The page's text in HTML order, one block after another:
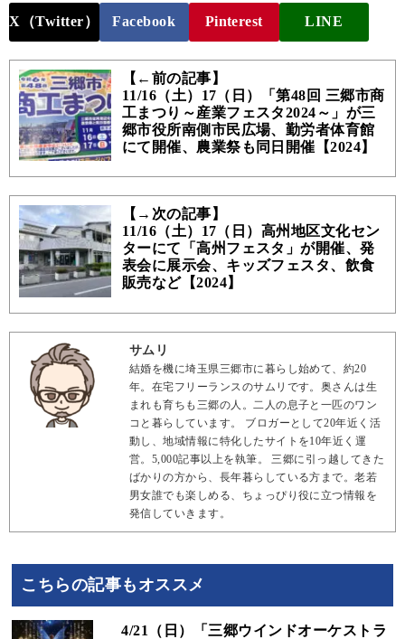
X（Twitter） Facebook Pinterest LINE
【←前の記事】
11/16（土）17（日）「第48回 三郷市商
工まつり～産業フェスタ2024～」が三
郷市役所南側市民広場、勤労者体育館
にて開催、農業祭も同日開催【2024】
【→次の記事】
11/16（土）17（日）高州地区文化セン
ターにて「高州フェスタ」が開催、発
表会に展示会、キッズフェスタ、飲食
販売など【2024】
サムリ
結婚を機に埼玉県三郷市に暮らし始めて、約20
年。在宅フリーランスのサムリです。奥さんは生
まれも育ちも三郷の人。二人の息子と一匹のワン
コと暮らしています。 ブロガーとして20年近く活
動し、地域情報に特化したサイトを10年近く運
営。5,000記事以上を執筆。 三郷に引っ越してきた
ばかりの方から、長年暮らしている方まで。老若
男女誰でも楽しめる、ちょっぴり役に立つ情報を
発信していきます。
こちらの記事もオススメ
4/21（日）「三郷ウインドオーケストラ